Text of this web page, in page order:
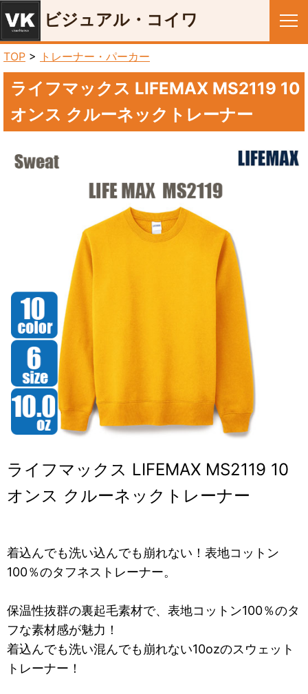
ビジュアル・コイワ
TOP > トレーナー・パーカー
ライフマックス LIFEMAX MS2119 10
オンス クルーネックトレーナー
ライフマックス LIFEMAX MS2119 10
オンス クルーネックトレーナー
着込んでも洗い込んでも崩れない！表地コットン
100％のタフネストレーナー。
保温性抜群の裏起毛素材で、表地コットン100％のタ
フな素材感が魅力！
着込んでも洗い混んでも崩れない10ozのスウェット
トレーナー！